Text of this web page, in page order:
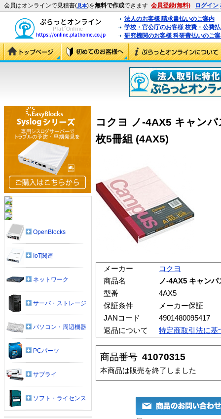
会員はオンラインで見積書(見本)を無料で作成できます 会員登録(無料) ログイン
法人のお客様 請求書払いのご案内
学校・官公庁のお客様 校費・公費
研究機関のお客様 科研費払いのご
コクヨ ノ-4AX5 キャン
枚5冊組 (4AX5)
メーカー
コクヨ
商品名
ノ-4AX5 キャン
型番
4AX5
保証条件
メーカー保証
JANコード
4901480095417
返品について
特定商取引法に基
商品番号 41070315
本商品は販売を終了しました
OpenBlocks
IoT関連
ネットワーク
サーバ・ストレージ
パソコン・周辺機器
PCパーツ
サプライ
ソフト・ライセンス